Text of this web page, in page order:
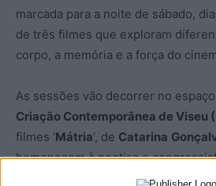
marcada para a noite de sábado,
de três filmes que exploram
corpo, a memória e a força do
As sessões vão decorrer no
Criação Contemporânea de Viseu
filmes ‘Mátria’, de Catarina
homenagem à poetisa e
que no fim, para conversar com o